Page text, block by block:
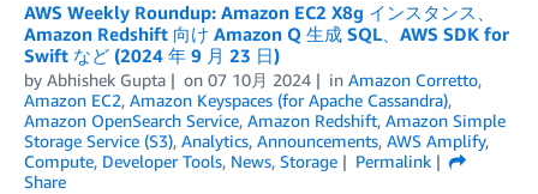
AWS Weekly Roundup: Amazon EC2 X8g インスタンス、
Amazon Redshift 向け Amazon Q 生成 SQL、AWS SDK for
Swift など (2024 年 9 月 23 日)
by Abhishek Gupta on 07 10月 2024 in Amazon Corretto,
Amazon EC2, Amazon Keyspaces (for Apache Cassandra),
Amazon OpenSearch Service, Amazon Redshift, Amazon Simple
Storage Service (S3), Analytics, Announcements, AWS Amplify,
Compute, Developer Tools, News, Storage
Permalink
Share